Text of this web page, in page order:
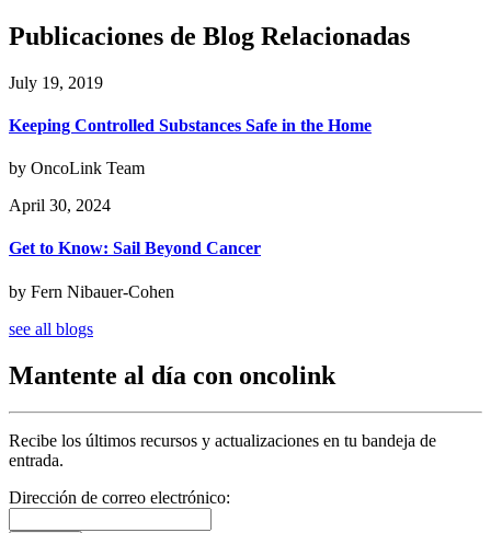
Publicaciones de Blog Relacionadas
July 19, 2019
Keeping Controlled Substances Safe in the Home
by OncoLink Team
April 30, 2024
Get to Know: Sail Beyond Cancer
by Fern Nibauer-Cohen
see all blogs
Mantente al día con oncolink
Recibe los últimos recursos y actualizaciones en tu bandeja de
entrada.
Dirección de correo electrónico: